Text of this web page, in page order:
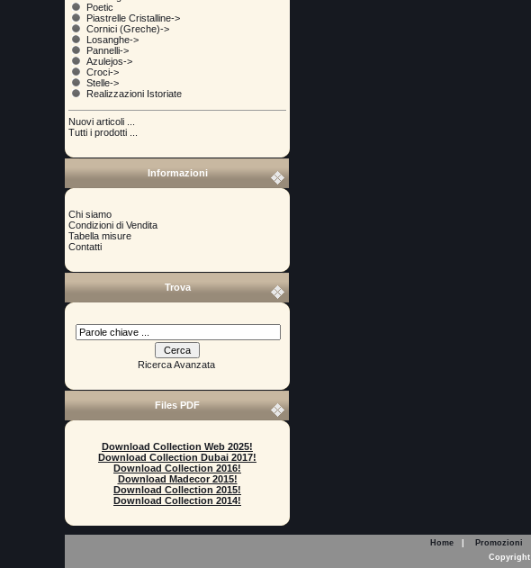
Poetic
Piastrelle Cristalline->
Cornici (Greche)->
Losanghe->
Pannelli->
Azulejos->
Croci->
Stelle->
Realizzazioni Istoriate
Nuovi articoli ...
Tutti i prodotti ...
Informazioni
Chi siamo
Condizioni di Vendita
Tabella misure
Contatti
Trova
Ricerca Avanzata
Files PDF
Download Collection Web 2025!
Download Collection Dubai 2017!
Download Collection 2016!
Download Madecor 2015!
Download Collection 2015!
Download Collection 2014!
Home
Promozioni
Copyright